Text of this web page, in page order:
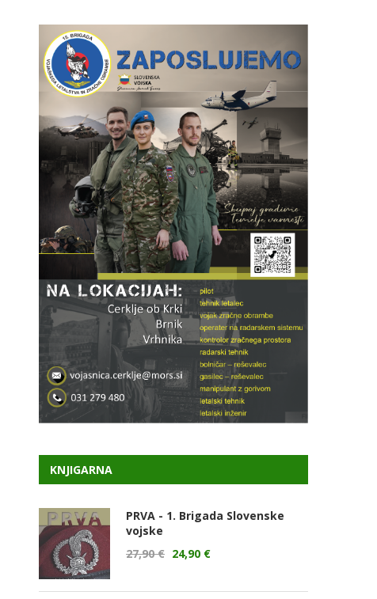
KNJIGARNA
PRVA - 1. Brigada Slovenske
vojske
27,90€ 24,90 €